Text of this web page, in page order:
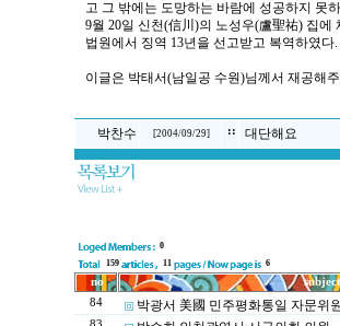
고 그 밖에는 도망하는 바람에 성공하지 못
9월 20일 신천(信川)의 노성우(盧聖祐) 집
법원에서 징역 13년을 선고받고 복역하였
이글은 박태서(남일공 수원)님께서 재공해
박찬수 [2004/09/29] :: 대단해요
0
159
11 6
no
subject
84
박광서 美國 민주평화통일 자문위원